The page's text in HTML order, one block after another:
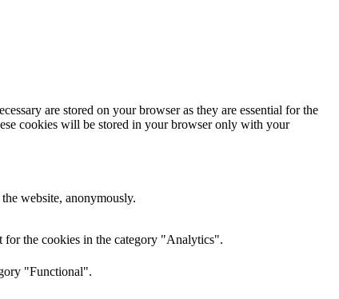
are stored on your browser as they are essential for the
cookies will be stored in your browser only with your
website, anonymously.
for the cookies in the category "Analytics".
"Functional".